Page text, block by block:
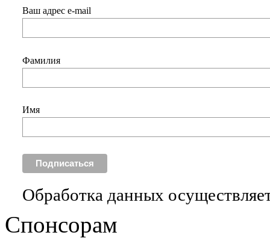
Ваш адрес e-mail
Фамилия
Имя
Обработка данных
Спонсорам